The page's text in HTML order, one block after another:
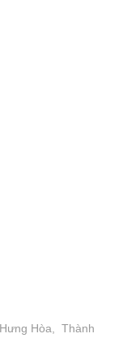
Hòa, Thành